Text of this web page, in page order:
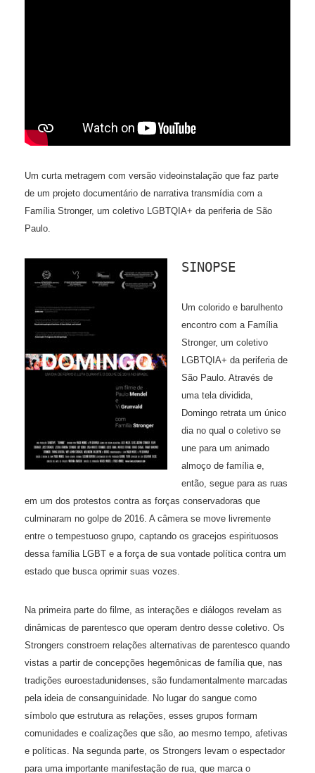
Um curta metragem com versão videoinstalação que faz parte
de um projeto documentário de narrativa transmídia com a
Família Stronger, um coletivo LGBTQIA+ da periferia de São
Paulo.
SINOPSE
Um colorido e barulhento
encontro com a Família
Stronger, um coletivo
LGBTQIA+ da periferia de
São Paulo. Através de
uma tela dividida,
Domingo retrata um único
dia no qual o coletivo se
une para um animado
almoço de família e,
então, segue para as ruas
em um dos protestos contra as forças conservadoras que
culminaram no golpe de 2016. A câmera se move livremente
entre o tempestuoso grupo, captando os gracejos espirituosos
dessa família LGBT e a força de sua vontade política contra um
estado que busca oprimir suas vozes.
Na primeira parte do filme, as interações e diálogos revelam as
dinâmicas de parentesco que operam dentro desse coletivo. Os
Strongers constroem relações alternativas de parentesco quando
vistas a partir de concepções hegemônicas de família que, nas
tradições euroestadunidenses, são fundamentalmente marcadas
pela ideia de consanguinidade. No lugar do sangue como
símbolo que estrutura as relações, esses grupos formam
comunidades e coalizações que são, ao mesmo tempo, afetivas
e políticas. Na segunda parte, os Strongers levam o espectador
para uma importante manifestação de rua, que marca o